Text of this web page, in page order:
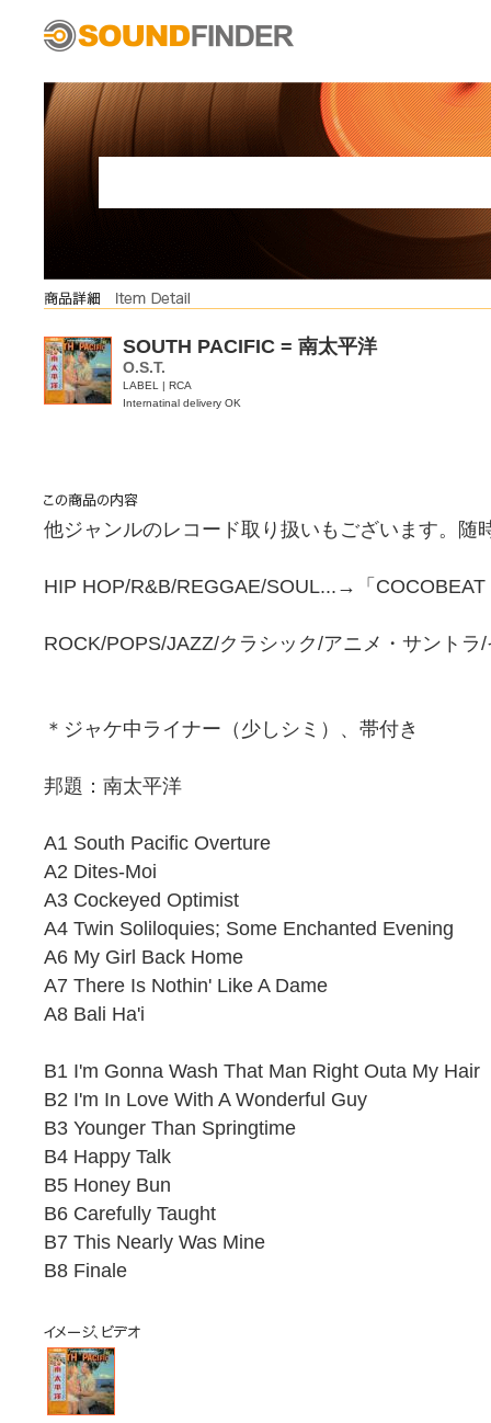
SOUTH PACIFIC = 南太平洋
O.S.T.
LABEL | RCA
Internatinal delivery OK
他ジャンルのレコード取り扱いもございます。随
HIP HOP/R&B/REGGAE/SOUL...→「COCOBEAT
ROCK/POPS/JAZZ/クラシック/アニメ・サント
＊ジャケ中ライナー（少しシミ）、帯付き
邦題：南太平洋
A1 South Pacific Overture
A2 Dites-Moi
A3 Cockeyed Optimist
A4 Twin Soliloquies; Some Enchanted Evening
A6 My Girl Back Home
A7 There Is Nothin' Like A Dame
A8 Bali Ha'i
B1 I'm Gonna Wash That Man Right Outa My Hair
B2 I'm In Love With A Wonderful Guy
B3 Younger Than Springtime
B4 Happy Talk
B5 Honey Bun
B6 Carefully Taught
B7 This Nearly Was Mine
B8 Finale